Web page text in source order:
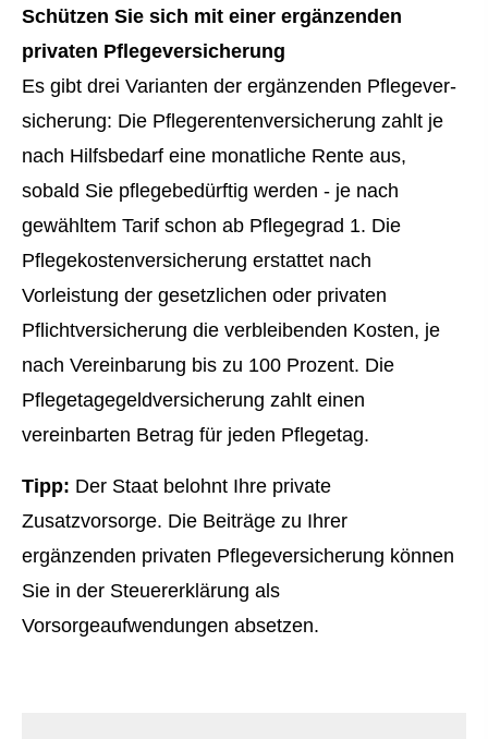
Schützen Sie sich mit einer ergänzenden
privaten Pflege­ver­si­che­rung
Es gibt drei Varianten der ergänzenden Pflege­ver­
si­che­rung: Die Pfle­ge­ren­tenversicherung zahlt je
nach Hilfsbedarf eine monatliche Rente aus,
sobald Sie pflegebedürftig werden - je nach
gewähltem Tarif schon ab Pflegegrad 1. Die
Pflegekostenversicherung erstattet nach
Vorleistung der gesetzlichen oder privaten
Pflichtversicherung die verbleibenden Kosten, je
nach Vereinbarung bis zu 100 Prozent. Die
Pflegetagegeldversicherung zahlt einen
vereinbarten Betrag für jeden Pflegetag.
Tipp: Der Staat belohnt Ihre private
Zusatzvorsorge. Die Beiträge zu Ihrer
ergänzenden privaten Pflege­ver­si­che­rung können
Sie in der Steuererklärung als
Vorsorgeaufwendungen absetzen.